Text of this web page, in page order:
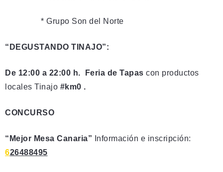
* Grupo Son del Norte
“DEGUSTANDO TINAJO”:
De 12:00 a 22:00 h. Feria de Tapas con productos
locales Tinajo #km0 .
CONCURSO
“Mejor Mesa Canaria” Información e inscripción:
626488495